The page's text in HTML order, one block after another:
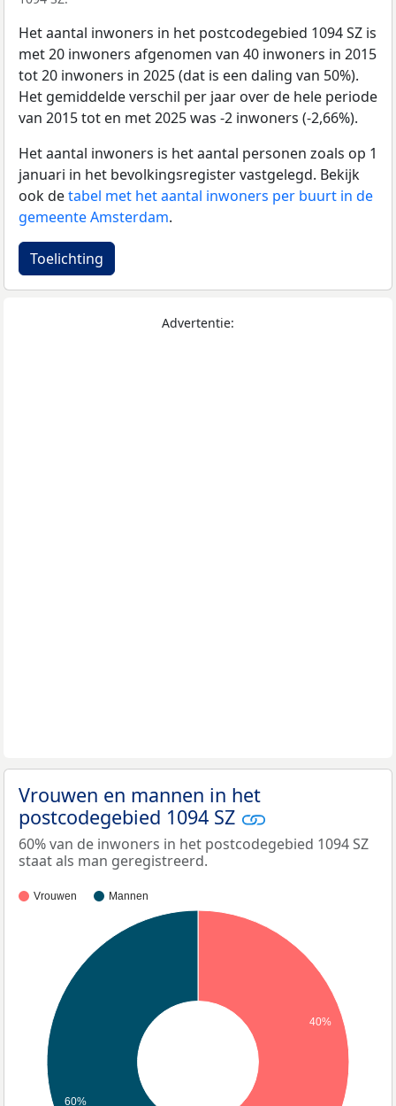
Het aantal inwoners in het postcodegebied 1094 SZ is
met 20 inwoners afgenomen van 40 inwoners in 2015
tot 20 inwoners in 2025 (dat is een daling van 50%).
Het gemiddelde verschil per jaar over de hele periode
van 2015 tot en met 2025 was -2 inwoners (-2,66%).
Het aantal inwoners is het aantal personen zoals op 1
januari in het bevolkingsregister vastgelegd. Bekijk
ook detabel met het aantal inwoners per buurt in de
gemeente Amsterdam.
Toelichting
Advertentie:
Vrouwen en mannen in het
postcodegebied 1094 SZ
60% van de inwoners in het postcodegebied 1094 SZ
staat als man geregistreerd.
Vrouwen Mannen
40%
60%